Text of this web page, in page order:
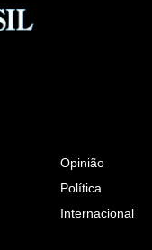
Opinião
Política
Internacional